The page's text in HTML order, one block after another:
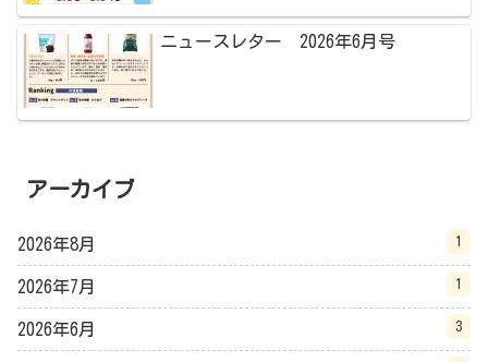
ニュースレター 2026年6月号
アーカイブ
2026年8月 1
2026年7月 1
2026年6月 3